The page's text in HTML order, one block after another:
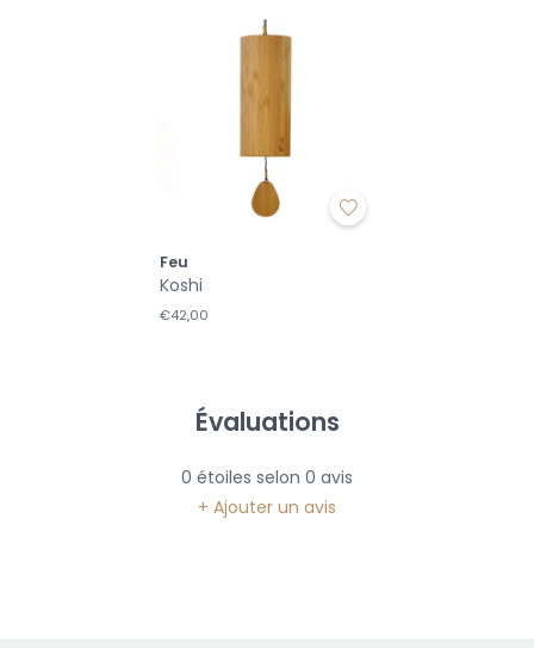
Feu
Koshi
€42,00
Évaluations
0 étoiles selon 0 avis
+ Ajouter un avis